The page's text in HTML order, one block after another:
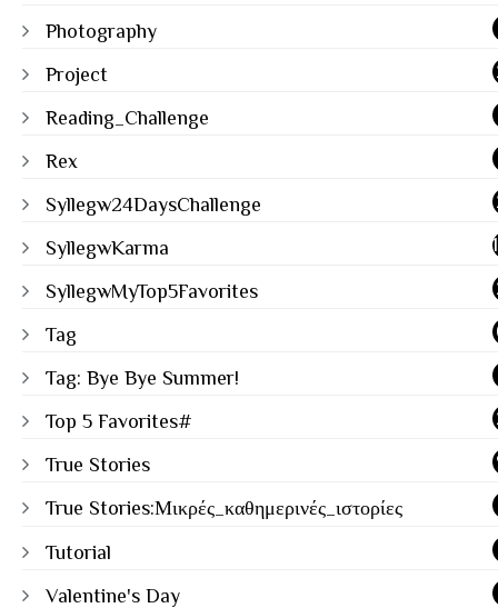
Photography
Project
Reading_Challenge
Rex
Syllegw24DaysChallenge
SyllegwKarma
SyllegwMyTop5Favorites
Tag
Tag: Bye Bye Summer!
Top 5 Favorites#
True Stories
True Stories:Μικρές_καθημερινές_ιστορίες
Tutorial
Valentine's Day